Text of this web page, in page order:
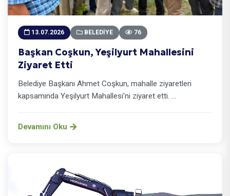
13.07.2026 BELEDIYE 76
Başkan Coşkun, Yeşilyurt Mahallesini
Ziyaret Etti
Belediye Başkanı Ahmet Coşkun, mahalle ziyaretleri
kapsamında Yeşilyurt Mahallesi’ni ziyaret etti. ...
Devamını Oku